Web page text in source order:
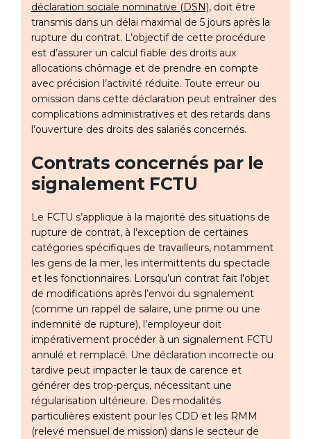
déclaration sociale nominative (DSN), doit être
transmis dans un délai maximal de 5 jours après la
rupture du contrat. L’objectif de cette procédure
est d’assurer un calcul fiable des droits aux
allocations chômage et de prendre en compte
avec précision l’activité réduite. Toute erreur ou
omission dans cette déclaration peut entraîner des
complications administratives et des retards dans
l’ouverture des droits des salariés concernés.
Contrats concernés par le
signalement FCTU
Le FCTU s’applique à la majorité des situations de
rupture de contrat, à l’exception de certaines
catégories spécifiques de travailleurs, notamment
les gens de la mer, les intermittents du spectacle
et les fonctionnaires. Lorsqu’un contrat fait l’objet
de modifications après l’envoi du signalement
(comme un rappel de salaire, une prime ou une
indemnité de rupture), l’employeur doit
impérativement procéder à un signalement FCTU
annulé et remplacé. Une déclaration incorrecte ou
tardive peut impacter le taux de carence et
générer des trop-perçus, nécessitant une
régularisation ultérieure. Des modalités
particulières existent pour les CDD et les RMM
(relevé mensuel de mission) dans le secteur de